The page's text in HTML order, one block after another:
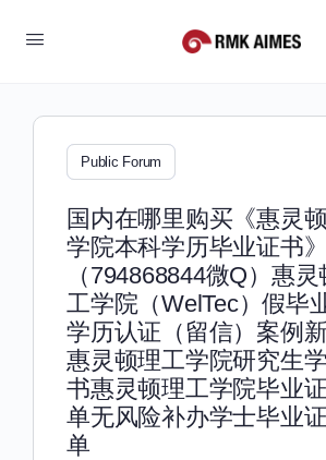
Public Forum
国内在哪里购买《惠灵
学院本科学历毕业证书》
（794868844微Q）惠灵
工学院（WelTec）假毕
学历认证（留信）案例
惠灵顿理工学院研究生
书惠灵顿理工学院毕业
单无风险补办学士毕业
单